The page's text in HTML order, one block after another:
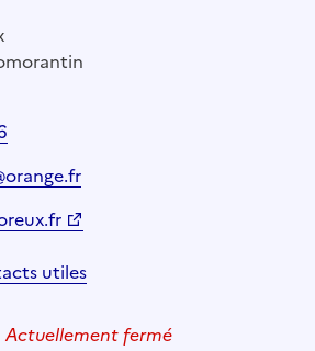
utiles
Actuellement fermé